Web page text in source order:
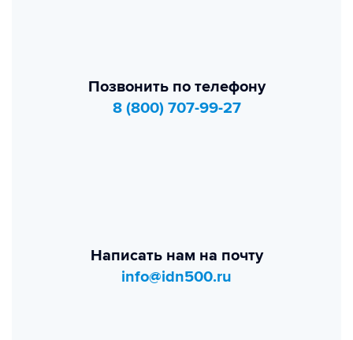
Позвонить по телефону
8 (800) 707-99-27
Написать нам на почту
info@idn500.ru